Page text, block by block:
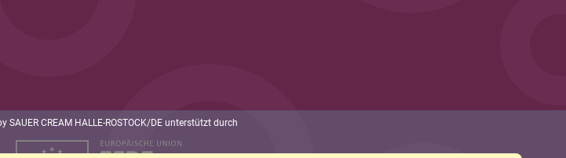
SAUER CREAM HALLE-ROSTOCK/DE unterstützt durch